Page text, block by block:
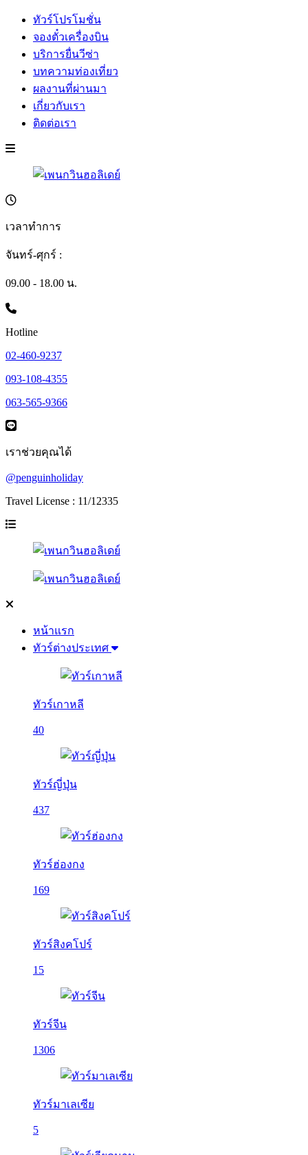
ทัวร์โปรโมชั่น
จองตั๋วเครื่องบิน
บริการยื่นวีซ่า
บทความท่องเที่ยว
ผลงานที่ผ่านมา
เกี่ยวกับเรา
ติดต่อเรา
เวลาทำการ
จันทร์-ศุกร์ :
09.00 - 18.00 น.
Hotline
02-460-9237
093-108-4355
063-565-9366
เราช่วยคุณได้
@penguinholiday
Travel License : 11/12335
หน้าแรก
ทัวร์ต่างประเทศ
ทัวร์เกาหลี
40
ทัวร์ญี่ปุ่น
437
ทัวร์ฮ่องกง
169
ทัวร์สิงคโปร์
15
ทัวร์จีน
1306
ทัวร์มาเลเซีย
5